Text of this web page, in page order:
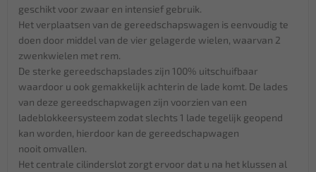
geschikt voor zwaar en intensief gebruik.
Het verplaatsen van de gereedschapswagen is eenvoudig te
doen door middel van de vier gelagerde wielen, waarvan 2
zwenkwielen met rem.
De sterke gereedschapslades zijn 100% uitschuifbaar
waardoor u ook gemakkelijk achterin de lade komt. De lades
van deze gereedschapwagen zijn voorzien van een
ladeblokkeersysteem zodat slechts 1 lade tegelijk geopend
kan worden, hierdoor kan de gereedschapwagen
nooit omvallen.
Het centrale cilinderslot zorgt ervoor dat u na het klussen al